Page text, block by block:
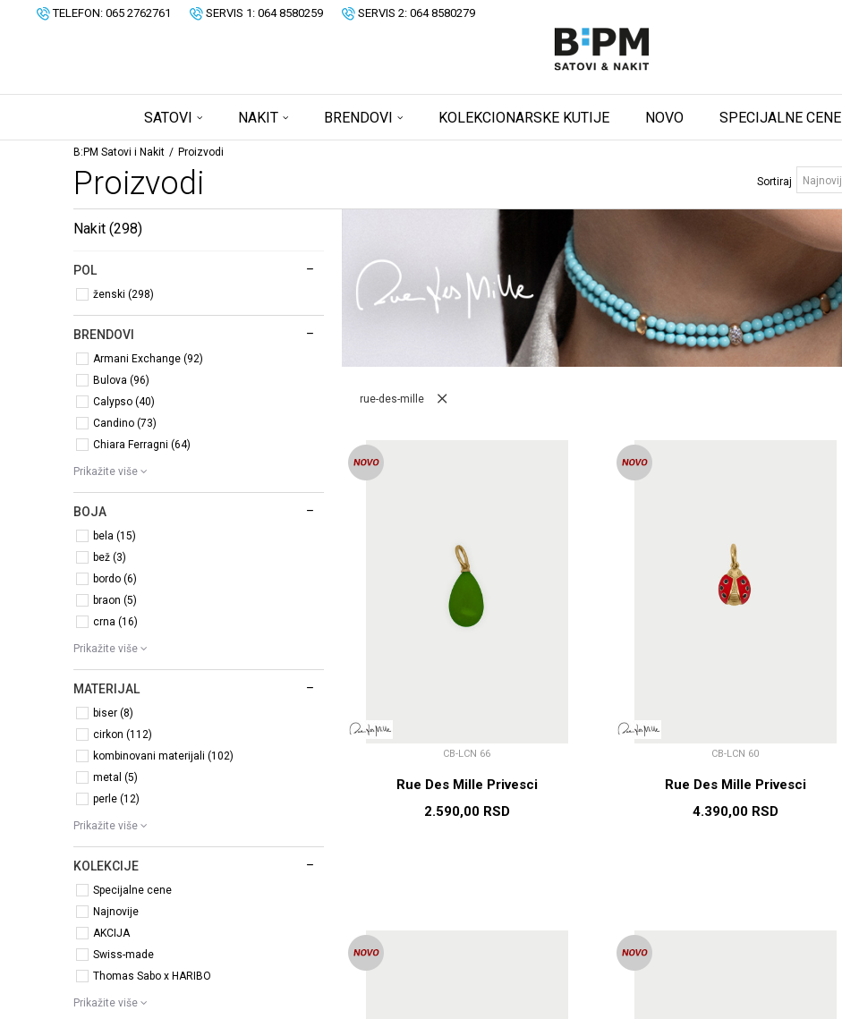
TELEFON: 065 2762761 SERVIS 1: 064 8580259 SERVIS 2: 064 8580279
SATOVI NAKIT BRENDOVI KOLEKCIONARSKE KUTIJE NOVO SPECIJALNE CENE
B:PM Satovi i Nakit Proizvodi
Proizvodi Sortiraj
Nakit (298)
POL
ženski (298)
BRENDOVI
Armani Exchange (92)
Bulova (96)
Calypso (40)
Candino (73)
Chiara Ferragni (64)
Prikažite više
BOJA
bela (15)
bež (3)
bordo (6)
braon (5)
crna (16)
Prikažite više
MATERIJAL
biser (8)
cirkon (112)
kombinovani materijali (102)
metal (5)
perle (12)
Prikažite više
KOLEKCIJE
Specijalne cene
Najnovije
AKCIJA
Swiss-made
Thomas Sabo x HARIBO
Prikažite više
rue-des-mille
CB-LCN 66
Rue Des Mille Privesci
2.590,00 RSD
CB-LCN 60
Rue Des Mille Privesci
4.390,00 RSD